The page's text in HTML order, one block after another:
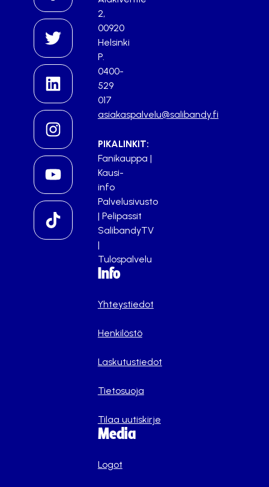
2,
00920
Helsinki
P.
0400-
529
017
asiakaspalvelu@salibandy.fi
PIKALINKIT:
Fanikauppa |
Kausi-
info
Palvelusivusto
| Pelipassit
SalibandyTV
|
Tulospalvelu
Info
Yhteystiedot
Henkilöstö
Laskutustiedot
Tietosuoja
Tilaa uutiskirje
Media
Logot